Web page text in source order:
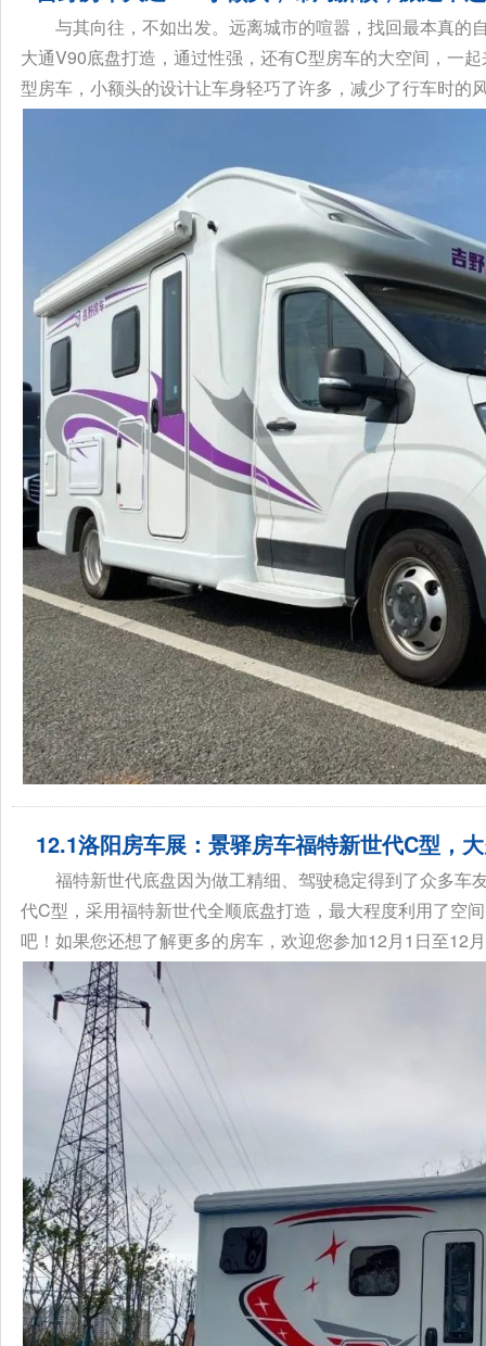
与其向往，不如出发。远离城市的喧嚣，找回最本真
大通V90底盘打造，通过性强，还有C型房车的大空间，一
型房车，小额头的设计让车身轻巧了许多，减少了行车时的
12.1洛阳房车展：景驿房车福特新世代C型，
福特新世代底盘因为做工精细、驾驶稳定得到了众多
代C型，采用福特新世代全顺底盘打造，最大程度利用了空
吧！如果您还想了解更多的房车，欢迎您参加12月1日至12